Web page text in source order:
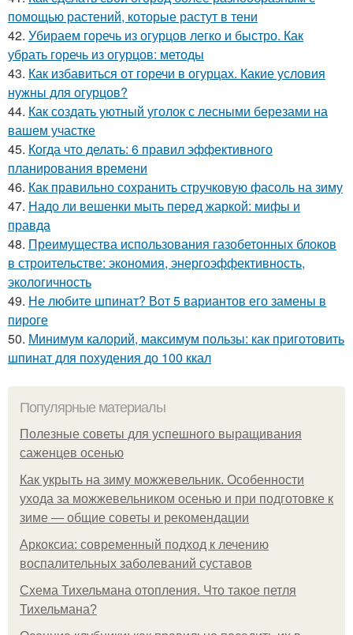
помощью растений, которые растут в тени
42. Убираем горечь из огурцов легко и быстро. Как
убрать горечь из огурцов: методы
43. Как избавиться от горечи в огурцах. Какие условия
нужны для огурцов?
44. Как создать уютный уголок с лесными березами на
вашем участке
45. Когда что делать: 6 правил эффективного
планирования времени
46. Как правильно сохранить стручковую фасоль на зиму
47. Надо ли вешенки мыть перед жаркой: мифы и
правда
48. Преимущества использования газобетонных блоков
в строительстве: экономия, энергоэффективность,
экологичность
49. Не любите шпинат? Вот 5 вариантов его замены в
пироге
50. Минимум калорий, максимум пользы: как приготовить
шпинат для похудения до 100 ккал
Популярные материалы
Полезные советы для успешного выращивания
саженцев осенью
Как укрыть на зиму можжевельник. Особенности
ухода за можжевельником осенью и при подготовке к
зиме — общие советы и рекомендации
Аркоксиа: современный подход к лечению
воспалительных заболеваний суставов
Схема Тихельмана отопления. Что такое петля
Тихельмана?